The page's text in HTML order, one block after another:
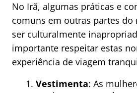
No Irã, algumas práticas e
comuns em outras partes
ser culturalmente
importante respeitar estas
experiência de viagem
Vestimenta: As